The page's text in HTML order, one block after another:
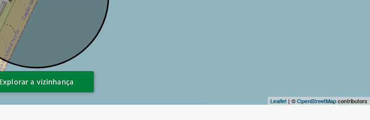
Leaflet | ©OpenStreetMapcontributors
Explorar a vizinhança